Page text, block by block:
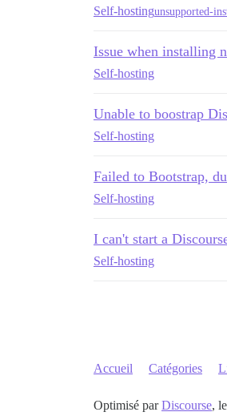
Self-hostingunsupported-
Issue when installing
Self-hosting
Unable to boostrap
Self-hosting
Failed to Bootstrap,
Self-hosting
I can't start a
Self-hosting
Accueil Catégories
Optimisé parDiscourse,